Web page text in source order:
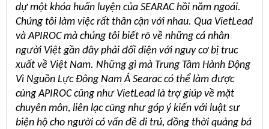
dự một khóa huấn luyện của SEARAC hồi năm ngoái.
Chúng tôi làm việc rất thân cận với nhau. Qua VietLead
và APIROC mà chúng tôi biết rõ về những cá nhân
người Việt gần đây phải đối diện với nguy cơ bị truc
xuất về Việt Nam. Những gì mà Trung Tâm Hành Động
Vì Nguồn Lực Đông Nam Á Searac có thể làm được
cùng APIROC cũng như VietLead là trợ giúp về mặt
chuyên môn, liên lạc cũng như góp ý kiến với luật sư
biện hộ cho người có vấn đề di trú, đồng thời quảng bá